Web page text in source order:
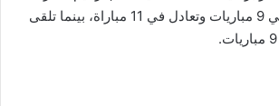
مباراة، حقق الفوز في 9 مباريات وتعادل في 11 مباراة، بينما تلقى